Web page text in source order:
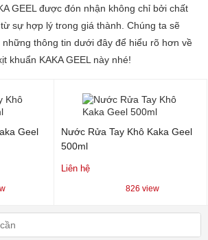
GEEL được đón nhận không chỉ bởi chất
sự hợp lý trong giá thành. Chúng ta sẽ
thông tin dưới đây để hiểu rõ hơn về
khuẩn KAKA GEEL này nhé!
Geel
Nước Rửa Tay Khô Kaka Geel
500ml
Liên hệ
826 view